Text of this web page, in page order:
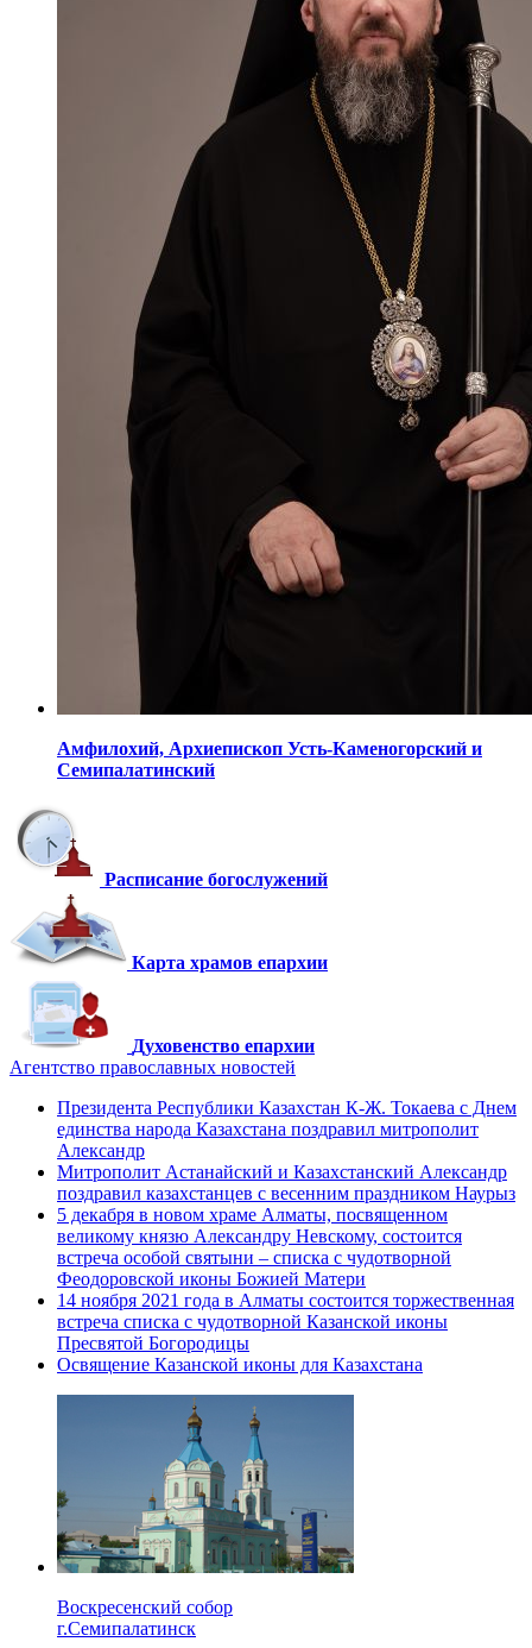
Амфилохий, Архиепископ Усть-Каменогорский и
Семипалатинский
Расписание богослужений
Карта храмов епархии
Духовенство епархии
Агентство православных новостей
Президента Республики Казахстан К-Ж. Токаева с Днем
единства народа Казахстана поздравил митрополит
Александр
Митрополит Астанайский и Казахстанский Александр
поздравил казахстанцев с весенним праздником Наурыз
5 декабря в новом храме Алматы, посвященном
великому князю Александру Невскому, состоится
встреча особой святыни – списка с чудотворной
Феодоровской иконы Божией Матери
14 ноября 2021 года в Алматы состоится торжественная
встреча списка с чудотворной Казанской иконы
Пресвятой Богородицы
Освящение Казанской иконы для Казахстана
Воскресенский собор
г.Семипалатинск